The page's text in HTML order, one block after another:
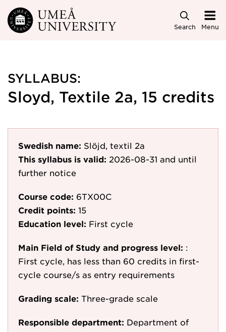
Skip to main content
Search Menu
SYLLABUS:
Sloyd, Textile 2a, 15 credits
Swedish name: Slöjd, textil 2a
This syllabus is valid: 2026-08-31 and until
further notice
Course code: 6TX00C
Credit points: 15
Education level: First cycle
Main Field of Study and progress level: :
First cycle, has less than 60 credits in first-
cycle course/s as entry requirements
Grading scale: Three-grade scale
Responsible department: Department of